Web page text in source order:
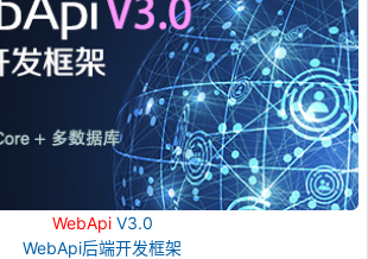
WebApiV3.0
WebApi后端开发框架